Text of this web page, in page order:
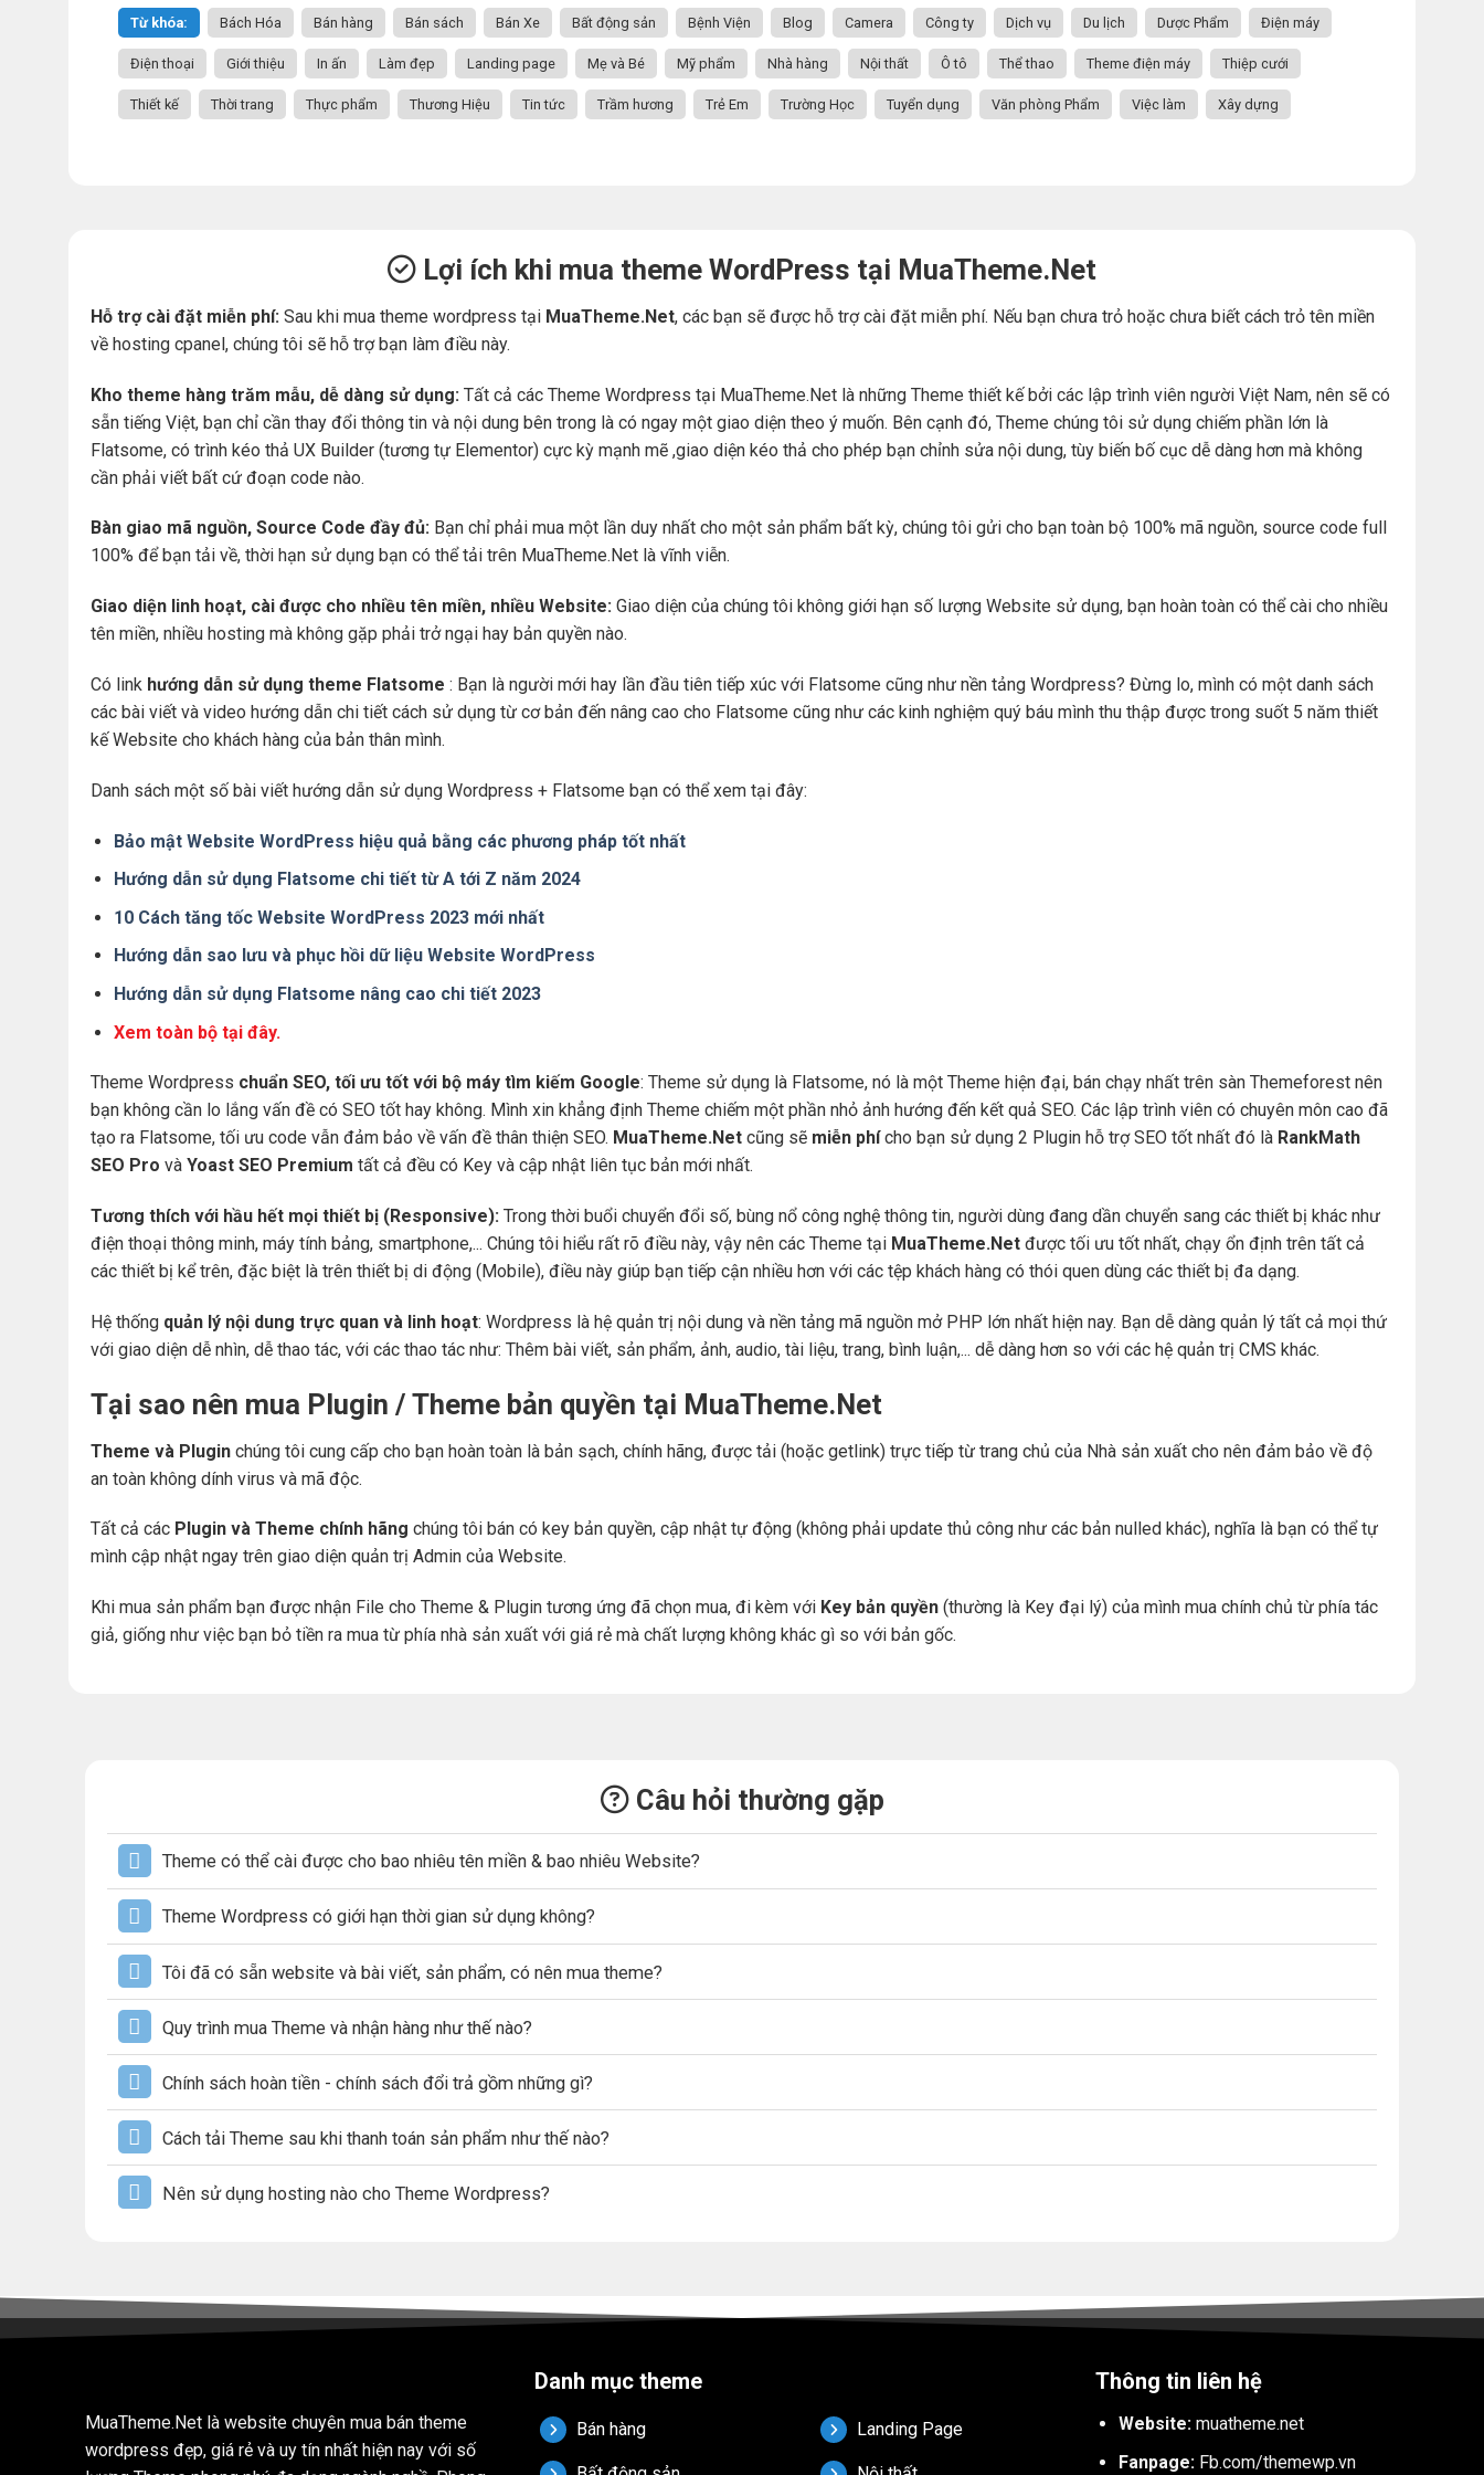
Từ khóa: Bách Hóa Bán hàng Bán sách Bán Xe Bất động sản Bệnh Viện Blog Camera Công ty Dịch vụ Du lịch Dược Phẩm Điện máy
Điện thoại Giới thiệu In ấn Làm đẹp Landing page Mẹ và Bé Mỹ phẩm Nhà hàng Nội thất Ô tô Thể thao Theme điện máy Thiệp cưới
Thiết kế Thời trang Thực phẩm Thương Hiệu Tin tức Trầm hương Trẻ Em Trường Học Tuyển dụng Văn phòng Phẩm Việc làm Xây dựng
Lợi ích khi mua theme WordPress tại MuaTheme.Net
Hỗ trợ cài đặt miễn phí: Sau khi mua theme wordpress tại MuaTheme.Net, các bạn sẽ được hỗ trợ cài đặt miễn phí. Nếu bạn chưa trỏ hoặc chưa biết cách trỏ tên miền
về hosting cpanel, chúng tôi sẽ hỗ trợ bạn làm điều này.
Kho theme hàng trăm mẫu, dễ dàng sử dụng: Tất cả các Theme Wordpress tại MuaTheme.Net là những Theme thiết kế bởi các lập trình viên người Việt Nam, nên sẽ có
sẵn tiếng Việt, bạn chỉ cần thay đổi thông tin và nội dung bên trong là có ngay một giao diện theo ý muốn. Bên cạnh đó, Theme chúng tôi sử dụng chiếm phần lớn là
Flatsome, có trình kéo thả UX Builder (tương tự Elementor) cực kỳ mạnh mẽ ,giao diện kéo thả cho phép bạn chỉnh sửa nội dung, tùy biến bố cục dễ dàng hơn mà không
cần phải viết bất cứ đoạn code nào.
Bàn giao mã nguồn, Source Code đầy đủ: Bạn chỉ phải mua một lần duy nhất cho một sản phẩm bất kỳ, chúng tôi gửi cho bạn toàn bộ 100% mã nguồn, source code full
100% để bạn tải về, thời hạn sử dụng bạn có thể tải trên MuaTheme.Net là vĩnh viễn.
Giao diện linh hoạt, cài được cho nhiều tên miền, nhiều Website: Giao diện của chúng tôi không giới hạn số lượng Website sử dụng, bạn hoàn toàn có thể cài cho nhiều
tên miền, nhiều hosting mà không gặp phải trở ngại hay bản quyền nào.
Có link hướng dẫn sử dụng theme Flatsome : Bạn là người mới hay lần đầu tiên tiếp xúc với Flatsome cũng như nền tảng Wordpress? Đừng lo, mình có một danh sách
các bài viết và video hướng dẫn chi tiết cách sử dụng từ cơ bản đến nâng cao cho Flatsome cũng như các kinh nghiệm quý báu mình thu thập được trong suốt 5 năm thiết
kế Website cho khách hàng của bản thân mình.
Danh sách một số bài viết hướng dẫn sử dụng Wordpress + Flatsome bạn có thể xem tại đây:
Bảo mật Website WordPress hiệu quả bằng các phương pháp tốt nhất
Hướng dẫn sử dụng Flatsome chi tiết từ A tới Z năm 2024
10 Cách tăng tốc Website WordPress 2023 mới nhất
Hướng dẫn sao lưu và phục hồi dữ liệu Website WordPress
Hướng dẫn sử dụng Flatsome nâng cao chi tiết 2023
Xem toàn bộ tại đây.
Theme Wordpress chuẩn SEO, tối ưu tốt với bộ máy tìm kiếm Google: Theme sử dụng là Flatsome, nó là một Theme hiện đại, bán chạy nhất trên sàn Themeforest nên
bạn không cần lo lắng vấn đề có SEO tốt hay không. Mình xin khẳng định Theme chiếm một phần nhỏ ảnh hướng đến kết quả SEO. Các lập trình viên có chuyên môn cao đã
tạo ra Flatsome, tối ưu code vẫn đảm bảo về vấn đề thân thiện SEO. MuaTheme.Net cũng sẽ miễn phícho bạn sử dụng 2 Plugin hỗ trợ SEO tốt nhất đó là RankMath
SEO Pro và Yoast SEO Premium tất cả đều có Key và cập nhật liên tục bản mới nhất.
Tương thích với hầu hết mọi thiết bị (Responsive): Trong thời buổi chuyển đổi số, bùng nổ công nghệ thông tin, người dùng đang dần chuyển sang các thiết bị khác như
điện thoại thông minh, máy tính bảng, smartphone,... Chúng tôi hiểu rất rõ điều này, vậy nên các Theme tại MuaTheme.Net được tối ưu tốt nhất, chạy ổn định trên tất cả
các thiết bị kể trên, đặc biệt là trên thiết bị di động (Mobile), điều này giúp bạn tiếp cận nhiều hơn với các tệp khách hàng có thói quen dùng các thiết bị đa dạng.
Hệ thống quản lý nội dung trực quan và linh hoạt: Wordpress là hệ quản trị nội dung và nền tảng mã nguồn mở PHP lớn nhất hiện nay. Bạn dễ dàng quản lý tất cả mọi thứ
với giao diện dễ nhìn, dễ thao tác, với các thao tác như: Thêm bài viết, sản phẩm, ảnh, audio, tài liệu, trang, bình luận,... dễ dàng hơn so với các hệ quản trị CMS khác.
Tại sao nên mua Plugin / Theme bản quyền tại MuaTheme.Net
Theme và Plugin chúng tôi cung cấp cho bạn hoàn toàn là bản sạch, chính hãng, được tải (hoặc getlink) trực tiếp từ trang chủ của Nhà sản xuất cho nên đảm bảo về độ
an toàn không dính virus và mã độc.
Tất cả các Plugin và Theme chính hãng chúng tôi bán có key bản quyền, cập nhật tự động (không phải update thủ công như các bản nulled khác), nghĩa là bạn có thể tự
mình cập nhật ngay trên giao diện quản trị Admin của Website.
Khi mua sản phẩm bạn được nhận File cho Theme & Plugin tương ứng đã chọn mua, đi kèm với Key bản quyền (thường là Key đại lý) của mình mua chính chủ từ phía tác
giả, giống như việc bạn bỏ tiền ra mua từ phía nhà sản xuất với giá rẻ mà chất lượng không khác gì so với bản gốc.
Câu hỏi thường gặp
Theme có thể cài được cho bao nhiêu tên miền & bao nhiêu Website?
Theme Wordpress có giới hạn thời gian sử dụng không?
Tôi đã có sẵn website và bài viết, sản phẩm, có nên mua theme?
Quy trình mua Theme và nhận hàng như thế nào?
Chính sách hoàn tiền - chính sách đổi trả gồm những gì?
Cách tải Theme sau khi thanh toán sản phẩm như thế nào?
Nên sử dụng hosting nào cho Theme Wordpress?
MuaTheme.Net là website chuyên mua bán theme
wordpress đẹp, giá rẻ và uy tín nhất hiện nay với số
Danh mục theme
Bán hàng Landing Page
Thông tin liên hệ
Website: muatheme.net
Fanpage: Fb.com/themewp.vn